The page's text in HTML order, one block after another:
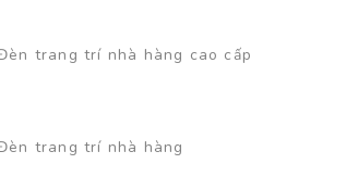
trang trí nhà hàng cao cấp
trang trí nhà hàng